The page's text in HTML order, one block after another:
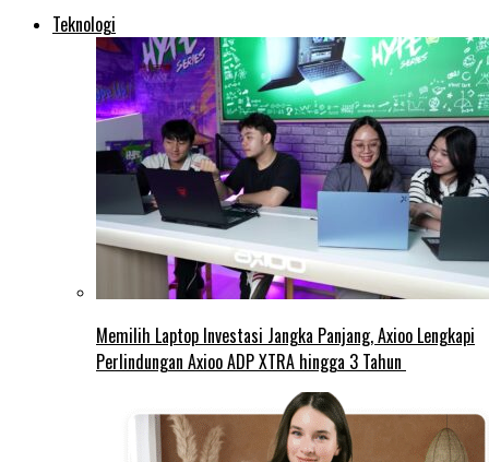
Teknologi
Memilih Laptop Investasi Jangka Panjang, Axioo Lengkapi
Perlindungan Axioo ADP XTRA hingga 3 Tahun